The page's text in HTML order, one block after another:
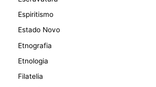
Espiritismo
Estado Novo
Etnografia
Etnologia
Filatelia